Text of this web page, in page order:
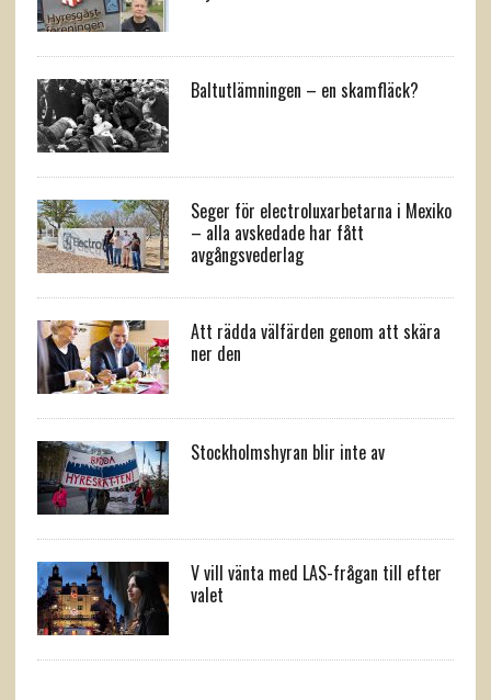
Baltutlämningen – en skamfläck?
Seger för electroluxarbetarna i Mexiko
– alla avskedade har fått
avgångsvederlag
Att rädda välfärden genom att skära
ner den
Stockholmshyran blir inte av
V vill vänta med LAS-frågan till efter
valet